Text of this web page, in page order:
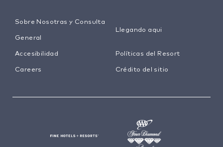
Sobre Nosotras y Consulta
General
Llegando aqui
Accesibilidad Políticas del Resort
Careers Crédito del sitio